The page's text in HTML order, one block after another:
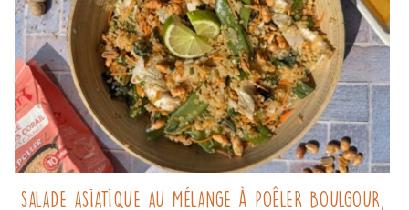
Salade asiatique au mélange à poêler Boulgour,